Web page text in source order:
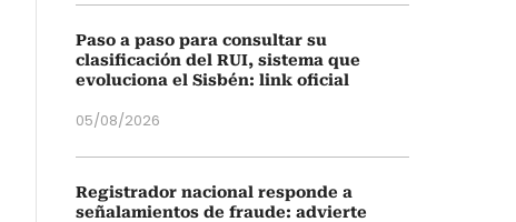
Paso a paso para consultar su
clasificación del RUI, sistema que
evoluciona el Sisbén: link oficial
05/08/2026
Registrador nacional responde a
señalamientos de fraude: advierte